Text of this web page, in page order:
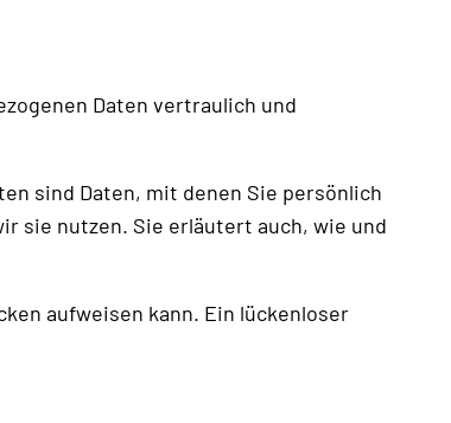
Daten vertraulich und
sind Daten, mit denen Sie persönlich
sie nutzen. Sie erläutert auch, wie und
aufweisen kann. Ein lückenloser